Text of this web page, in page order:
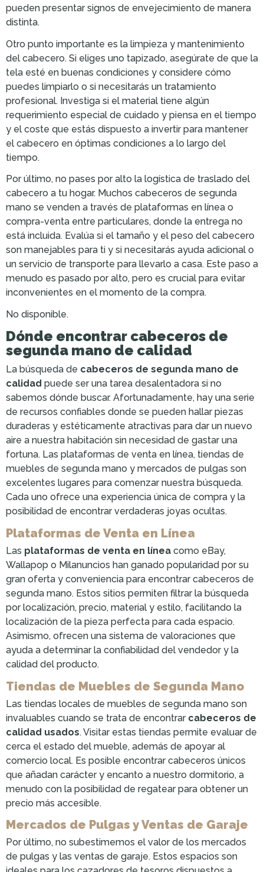
pueden presentar signos de envejecimiento de manera
distinta.
Otro punto importante es la limpieza y mantenimiento
del cabecero. Si eliges uno tapizado, asegúrate de que la
tela esté en buenas condiciones y considere cómo
puedes limpiarlo o si necesitarás un tratamiento
profesional. Investiga si el material tiene algún
requerimiento especial de cuidado y piensa en el tiempo
y el coste que estás dispuesto a invertir para mantener
el cabecero en óptimas condiciones a lo largo del
tiempo.
Por último, no pases por alto la logística de traslado del
cabecero a tu hogar. Muchos cabeceros de segunda
mano se venden a través de plataformas en línea o
compra-venta entre particulares, donde la entrega no
está incluida. Evalúa si el tamaño y el peso del cabecero
son manejables para ti y si necesitarás ayuda adicional o
un servicio de transporte para llevarlo a casa. Este paso a
menudo es pasado por alto, pero es crucial para evitar
inconvenientes en el momento de la compra.
No disponible.
Dónde encontrar cabeceros de
segunda mano de calidad
La búsqueda de cabeceros de segunda mano de
calidad puede ser una tarea desalentadora si no
sabemos dónde buscar. Afortunadamente, hay una serie
de recursos confiables donde se pueden hallar piezas
duraderas y estéticamente atractivas para dar un nuevo
aire a nuestra habitación sin necesidad de gastar una
fortuna. Las plataformas de venta en línea, tiendas de
muebles de segunda mano y mercados de pulgas son
excelentes lugares para comenzar nuestra búsqueda.
Cada uno ofrece una experiencia única de compra y la
posibilidad de encontrar verdaderas joyas ocultas.
Plataformas de Venta en Línea
Las plataformas de venta en línea como eBay,
Wallapop o Milanuncios han ganado popularidad por su
gran oferta y conveniencia para encontrar cabeceros de
segunda mano. Estos sitios permiten filtrar la búsqueda
por localización, precio, material y estilo, facilitando la
localización de la pieza perfecta para cada espacio.
Asimismo, ofrecen una sistema de valoraciones que
ayuda a determinar la confiabilidad del vendedor y la
calidad del producto.
Tiendas de Muebles de Segunda Mano
Las tiendas locales de muebles de segunda mano son
invaluables cuando se trata de encontrar cabeceros de
calidad usados. Visitar estas tiendas permite evaluar de
cerca el estado del mueble, además de apoyar al
comercio local. Es posible encontrar cabeceros únicos
que añadan carácter y encanto a nuestro dormitorio, a
menudo con la posibilidad de regatear para obtener un
precio más accesible.
Mercados de Pulgas y Ventas de Garaje
Por último, no subestimemos el valor de los mercados
de pulgas y las ventas de garaje. Estos espacios son